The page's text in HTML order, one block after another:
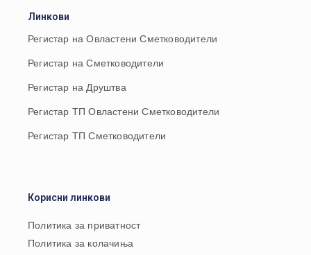
Линкови
Регистар на Овластени Сметководители
Регистар на Сметководители
Регистар на Друштва
Регистар ТП Овластени Сметководители
Регистар ТП Сметководители
Корисни линкови
Политика за приватност
Политика за колачиња